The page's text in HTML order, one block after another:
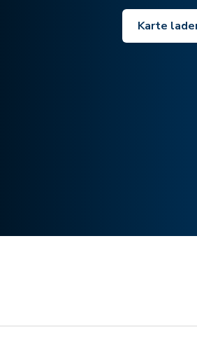
Karte